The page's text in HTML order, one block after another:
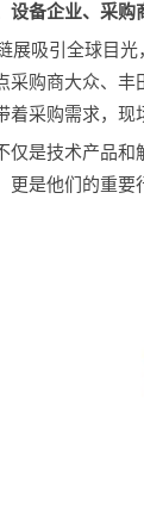
设备企业、采购
展吸引全球目
采购商大众、
着采购需求，现
仅是技术产品和
更是他们的重要